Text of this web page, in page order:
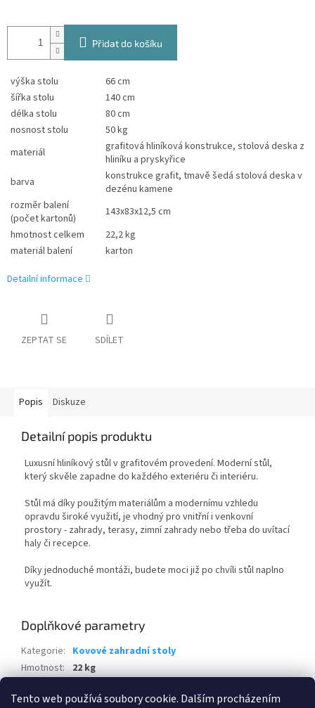
Tento web používá soubory cookie. Dalším procházením
Přidat do košíku
výška stolu
66 cm
šířka stolu
140 cm
délka stolu
80 cm
nosnost stolu
50 kg
materiál
grafitová hliníková konstrukce, stolová deska z
hliníku a pryskyřice
barva
konstrukce grafit, tmavě šedá stolová deska v
dezénu kamene
rozměr balení
(počet kartonů)
143x83x12,5 cm
hmotnost celkem
22,2 kg
materiál balení
karton
Detailní informace
ZEPTAT SE SDÍLET
Popis Diskuze
Detailní popis produktu
Luxusní hliníkový stůl v grafitovém provedení. Moderní stůl,
který skvěle zapadne do každého exteriéru či interiéru.
Stůl má díky použitým materiálům a modernímu vzhledu
opravdu široké využití, je vhodný pro vnitřní i venkovní
prostory - zahrady, terasy, zimní zahrady nebo třeba do uvítací
haly či recepce.
Díky jednoduché montáži, budete moci již po chvíli stůl naplno
využít.
Doplňkové parametry
Kategorie: Kovové zahradní stoly
Hmotnost: 22 kg